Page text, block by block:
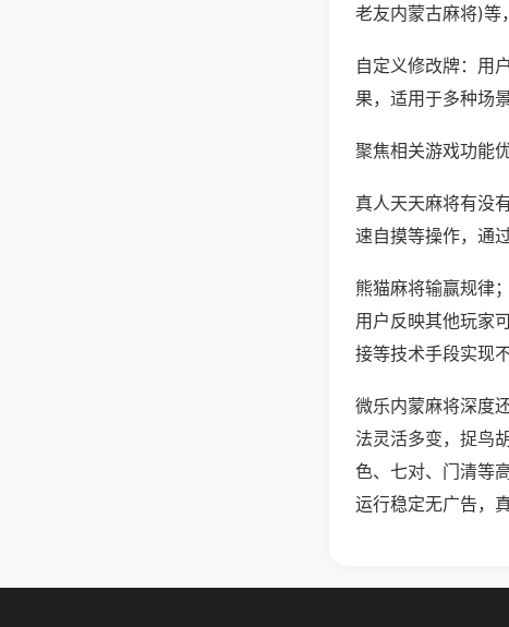
老友内蒙古麻将)等
自定义修改牌：用
果，适用于多种场
聚焦相关游戏功能
真人天天麻将有没
速自摸等操作，通
熊猫麻将输赢规律
用户反映其他玩家
接等技术手段实现
微乐内蒙麻将深度
法灵活多变，捉鸟
色、七对、门清等
运行稳定无广告，